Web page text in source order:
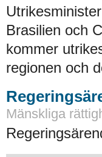
Brasilien och
kommer
regionen och
Mänskliga